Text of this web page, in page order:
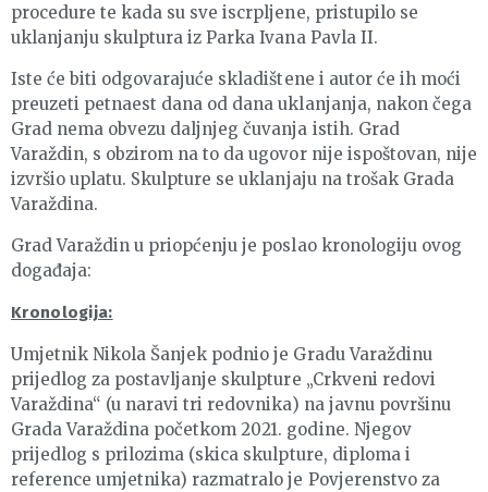
procedure te kada su sve iscrpljene, pristupilo se
uklanjanju skulptura iz Parka Ivana Pavla II.
Iste će biti odgovarajuće skladištene i autor će ih moći
preuzeti petnaest dana od dana uklanjanja, nakon čega
Grad nema obvezu daljnjeg čuvanja istih. Grad
Varaždin, s obzirom na to da ugovor nije ispoštovan, nije
izvršio uplatu. Skulpture se uklanjaju na trošak Grada
Varaždina.
Grad Varaždin u priopćenju je poslao kronologiju ovog
događaja:
Kronologija:
Umjetnik Nikola Šanjek podnio je Gradu Varaždinu
prijedlog za postavljanje skulpture „Crkveni redovi
Varaždina“ (u naravi tri redovnika) na javnu površinu
Grada Varaždina početkom 2021. godine. Njegov
prijedlog s prilozima (skica skulpture, diploma i
reference umjetnika) razmatralo je Povjerenstvo za